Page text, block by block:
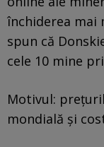
închiderea mai
spun că
cele 10 mine
Motivul:
mondială și